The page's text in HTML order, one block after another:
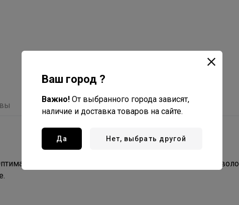
для подготовки повреждённых и истощенных
Ваш город ?
Важно! От выбранного города зависят,
наличие и доставка товаров на сайте.
Да Нет, выбрать другой